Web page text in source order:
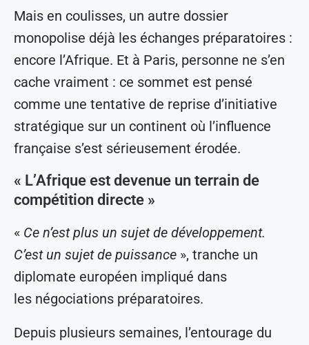
Mais en coulisses, un autre dossier
monopolise déjà les échanges préparatoires :
encore l’Afrique. Et à Paris, personne ne s’en
cache vraiment : ce sommet est pensé
comme une tentative de reprise d’initiative
stratégique sur un continent où l’influence
française s’est sérieusement érodée.
« L’Afrique est devenue un terrain de
compétition directe »
« Ce n’est plus un sujet de développement.
C’est un sujet de puissance », tranche un
diplomate européen impliqué dans
les négociations préparatoires.
Depuis plusieurs semaines, l’entourage du